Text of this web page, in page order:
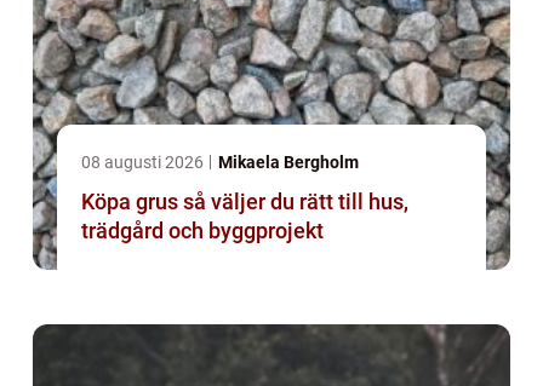
08 augusti 2026 Mikaela Bergholm
Köpa grus så väljer du rätt till hus,
trädgård och byggprojekt